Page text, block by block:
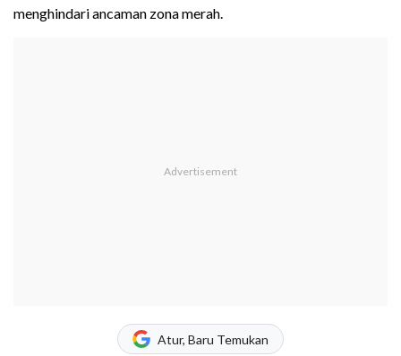
menghindari ancaman zona merah.
Atur, Baru Temukan